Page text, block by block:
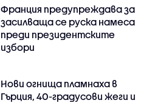
Франция предупреждава за
засилваща се руска намеса
преди президентските
избори
Нови огнища пламнаха в
Гърция, 40-градусови жеги и